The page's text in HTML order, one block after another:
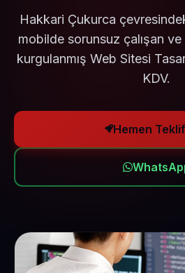
Hakkari Çukurca
mobilde sorunsuz çalışan
kurgulanmış Web Sitesi
KDV.
Hemen